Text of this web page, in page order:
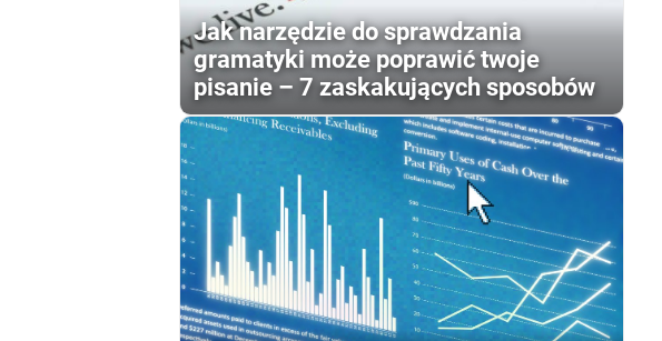
Jak narzędzie do sprawdzania
gramatyki może poprawić twoje
pisanie – 7 zaskakujących sposobów